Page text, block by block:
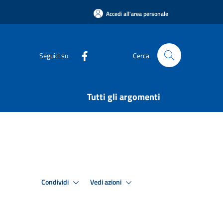
Accedi all'area personale
Seguici su Cerca
Tutti gli argomenti
Condividi Vedi azioni